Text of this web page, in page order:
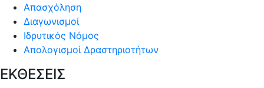
Απασχόληση
Διαγωνισμοί
Ιδρυτικός Νόμος
Απολογισμοί Δραστηριοτήτων
ΕΚΘΕΣΕΙΣ